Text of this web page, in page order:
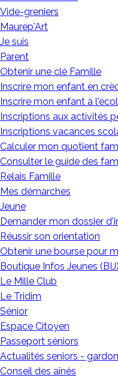
Vide-greniers
Maurep'Art
Je suis
Parent
Obtenir une clé Famille
Inscrire mon enfant en
Inscrire mon enfant à
Inscriptions aux activités
Inscriptions vacances
Calculer mon quotient
Consulter le guide des
Relais Famille
Mes démarches
Jeune
Demander mon dossier
Réussir son orientation
Obtenir une bourse pour
Boutique Infos Jeunes (BIJ)
Le Mille Club
Le Tridim
Sénior
Espace Citoyen
Passeport séniors
Actualités seniors -
Conseil des aînés